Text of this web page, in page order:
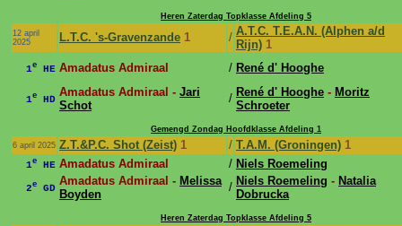
Heren Zaterdag Topklasse Afdeling 5
12 april
2025
L.T.C. 's-Gravenzande 1 / A.T.C. T.E.A.N. (Alphen a/d
Rijn) 1
1e HE Amadatus Admiraal / René d' Hooghe
1e HD
Amadatus Admiraal - Jari
Schot
/ René d' Hooghe - Moritz
Schroeter
Gemengd Zondag Hoofdklasse Afdeling 1
6 april 2025 Z.T.&P.C. Shot (Zeist) 1 / T.A.M. (Groningen) 1
1e HE Amadatus Admiraal / Niels Roemeling
2e GD
Amadatus Admiraal - Melissa
Boyden
/ Niels Roemeling - Natalia
Dobrucka
Heren Zaterdag Topklasse Afdeling 5